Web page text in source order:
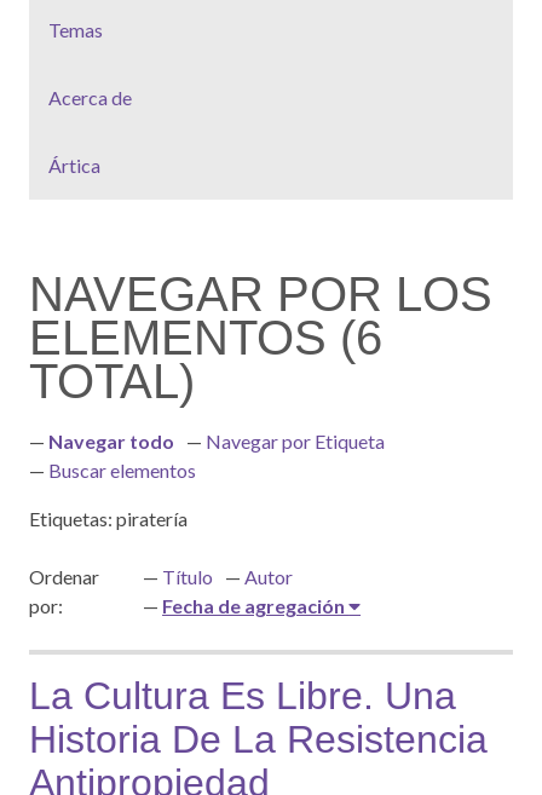
Temas
Acerca de
Ártica
NAVEGAR POR LOS
ELEMENTOS (6
TOTAL)
Navegar todo
Navegar por Etiqueta
Buscar elementos
Etiquetas: piratería
Ordenar
por:
Título
Autor
Fecha de agregación
La Cultura Es Libre. Una
Historia De La Resistencia
Antipropiedad